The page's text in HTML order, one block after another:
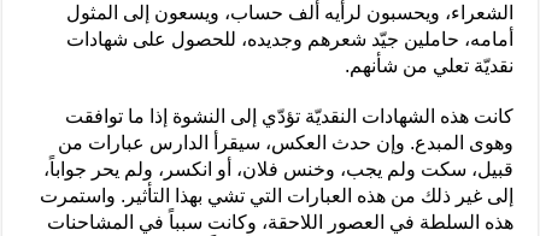
الشعراء، ويحسبون لرأيه ألف حساب، ويسعون إلى المثول
أمامه، حاملين جيّد شعرهم وجديده، للحصول على شهادات
نقديّة تعلي من شأنهم.
كانت هذه الشهادات النقديّة تؤدّي إلى النشوة إذا ما توافقت
وهوى المبدع. وإن حدث العكس، سيقرأ الدارس عبارات من
قبيل، سكت ولم يجب، وخنس فلان، أو انكسر، ولم يحر جواباً،
إلى غير ذلك من هذه العبارات التي تشي بهذا التأثير. واستمرت
هذه السلطة في العصور اللاحقة، وكانت سبباً في المشاحنات